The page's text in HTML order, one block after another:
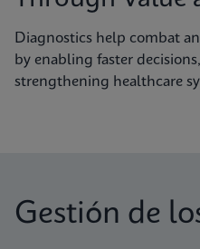
Diagnostics help combat
by enabling faster
strengthening healthcare
Gestión de